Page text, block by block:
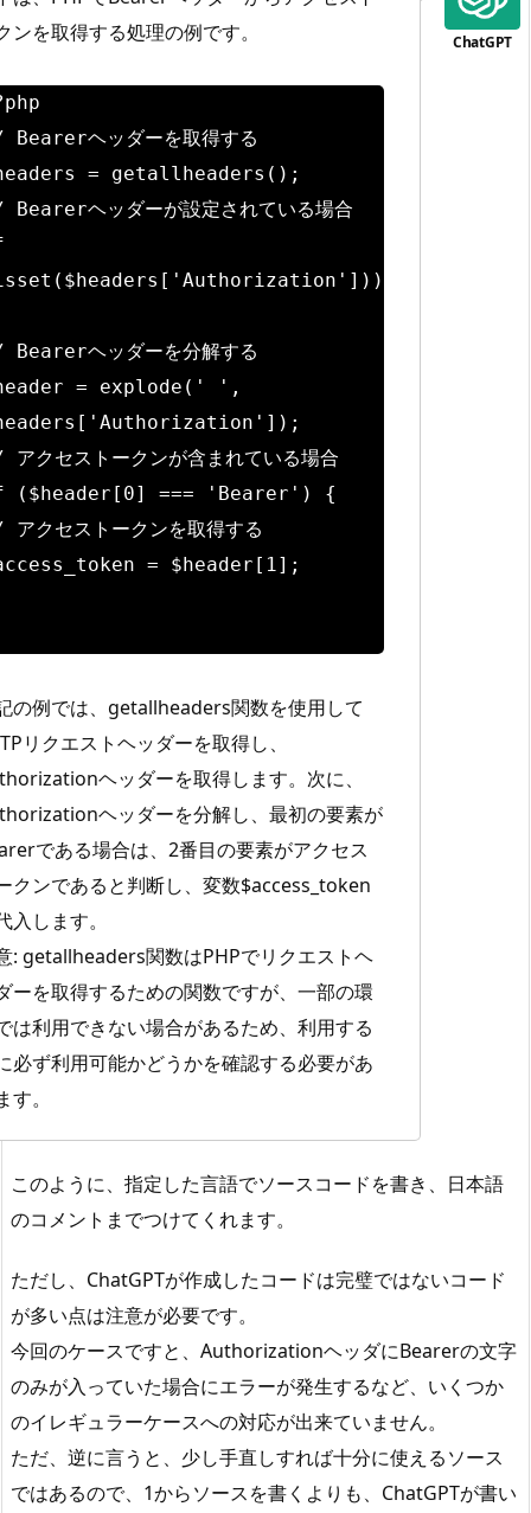
ンを取得する処理の例です。
ヘッダーを取得する
= getallheaders();
ヘッダーが設定されている場合
ヘッダーを分解する
= explode(' ',
クセストークンが含まれている場合
=== 'Bearer') {
クセストークンを取得する
= $header[1];
の例では、getallheaders関数を使用して
リクエストヘッダーを取得し、
ヘッダーを取得します。次に、
ヘッダーを分解し、最初の要素が
である場合は、2番目の要素がアクセス
クンであると判断し、変数$access_token
入します。
: getallheaders関数はPHPでリクエストヘ
ーを取得するための関数ですが、一部の環
は利用できない場合があるため、利用する
必ず利用可能かどうかを確認する必要があ
す。
このように、指定した言語でソースコードを書き、日本語
のコメントまでつけてくれます。
ただし、ChatGPTが作成したコードは完璧ではないコード
が多い点は注意が必要です。
今回のケースですと、AuthorizationヘッダにBearerの文字
のみが入っていた場合にエラーが発生するなど、いくつか
のイレギュラーケースへの対応が出来ていません。
ただ、逆に言うと、少し手直しすれば十分に使えるソース
ではあるので、1からソースを書くよりも、ChatGPTが書い